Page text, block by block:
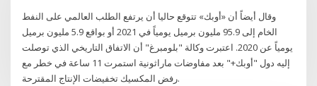
وقال أيضاً أن «أوبك» تتوقع حاليا أن يرتفع الطلب العالمي على النفط
الخام إلى 95.9 مليون برميل يومياً في 2021 أو بواقع 5.9 مليون برميل
يومياً عن 2020. اعتبرت وكالة "بلومبرغ" أن الاتفاق التاريخي الذي توصلت
إليه دول "أوبك+" بعد مفاوضات ماراثونية استمرت 11 ساعة في خطر مع
رفض المكسيك تخفيضات الإنتاج المقترحة.